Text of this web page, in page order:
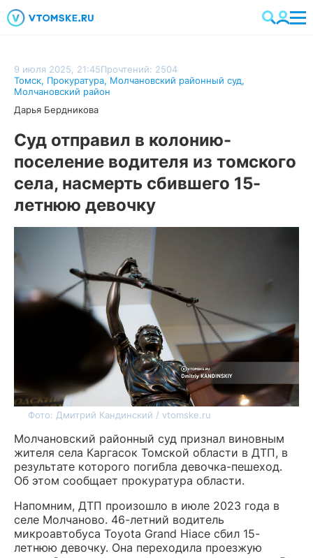
9 июля 2025, 21:45Прочтений: 2504
Томск, Прокуратура, Молчановский районный суд,
Молчановский район
Дарья Бердникова
Суд отправил в колонию-
поселение водителя из томского
села, насмерть сбившего 15-
летнюю девочку
Фото: Дмитрий Кандинский / vtomske.ru
Молчановский районный суд признал виновным
жителя села Каргасок Томской области в ДТП, в
результате которого погибла девочка-пешеход.
Об этом сообщает прокуратура области.
Напомним, ДТП произошло в июле 2023 года в
селе Молчаново. 46-летний водитель
микроавтобуса Toyota Grand Hiace сбил 15-
летнюю девочку. Она переходила проезжую